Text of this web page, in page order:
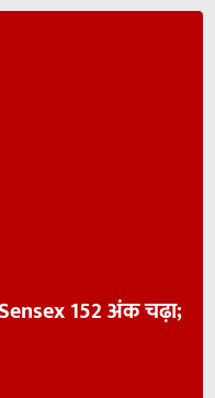
152 अंक चढ़ा;